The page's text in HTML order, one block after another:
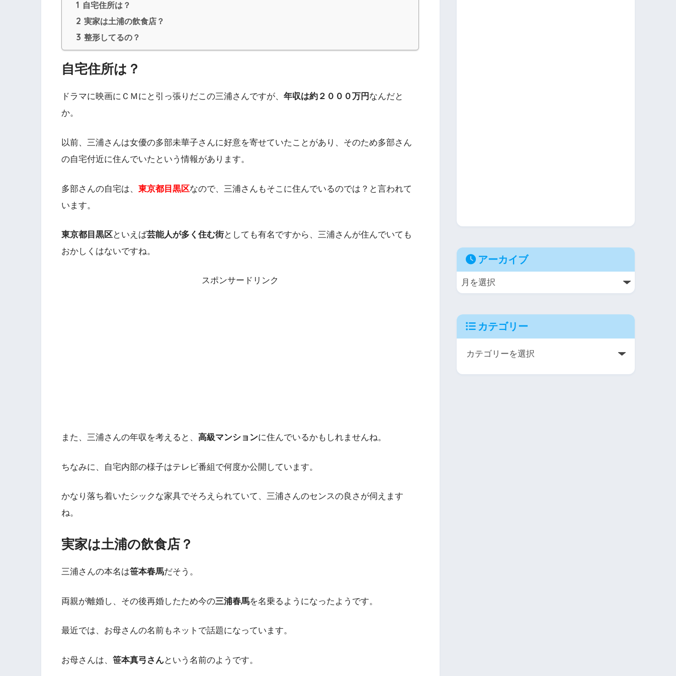
1 自宅住所は？
2 実家は土浦の飲食店？
3 整形してるの？
自宅住所は？
ドラマに映画にＣＭにと引っ張りだこの三浦さんですが、 年収は約２０００万円 なんだと
か。
以前、三浦さんは女優の多部未華子さんに好意を寄せていたことがあり、そのため多部さん
の自宅付近に住んでいたという情報があります。
多部さんの自宅は、 東京都目黒区なので、三浦さんもそこに住んでいるのでは？と言われて
います。
東京都目黒区といえば芸能人が多く住む街としても有名ですから、三浦さんが住んでいても
おかしくはないですね。
スポンサードリンク
また、三浦さんの年収を考えると、 高級マンションに住んでいるかもしれませんね。
ちなみに、自宅内部の様子はテレビ番組で何度か公開しています。
かなり落ち着いたシックな家具でそろえられていて、三浦さんのセンスの良さが伺えます
ね。
実家は土浦の飲食店？
三浦さんの本名は笹本春馬だそう。
両親が離婚し、その後再婚したため今の三浦春馬を名乗るようになったようです。
最近では、お母さんの名前もネットで話題になっています。
お母さんは、 笹本真弓さんという名前のようです。
アーカイブ
カテゴリー